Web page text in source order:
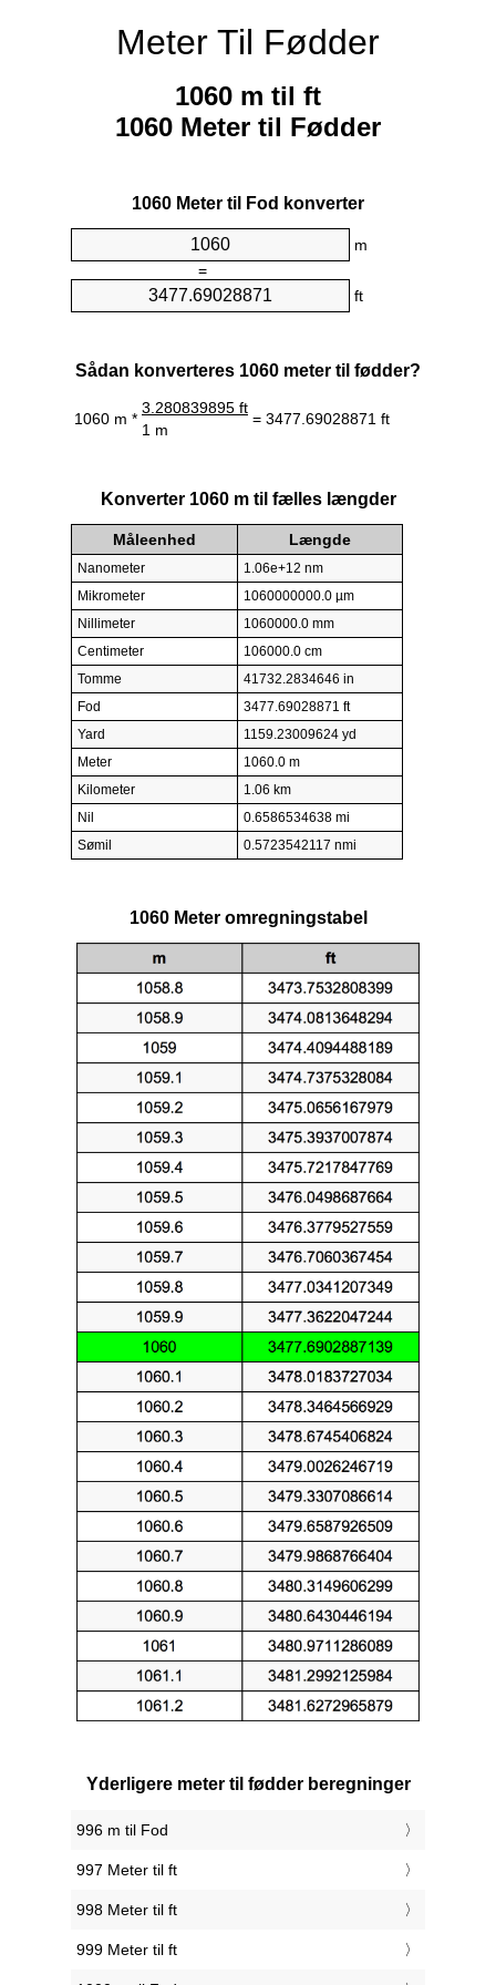
Meter Til Fødder
1060 m til ft
1060 Meter til Fødder
1060 Meter til Fod konverter
m
=
ft
Sådan konverteres 1060 meter til fødder?
1060 m *
3.280839895 ft
= 3477.69028871 ft
1 m
Konverter 1060 m til fælles længder
Måleenhed Længde
Nanometer
1.06e+12 nm
Mikrometer
1060000000.0 µm
Nillimeter
1060000.0 mm
Centimeter
106000.0 cm
Tomme
41732.2834646 in
Fod
3477.69028871 ft
Yard
1159.23009624 yd
Meter
1060.0 m
Kilometer
1.06 km
Nil
0.6586534638 mi
Sømil
0.5723542117 nmi
1060 Meter omregningstabel
Yderligere meter til fødder beregninger
996 m til Fod
997 Meter til ft
998 Meter til ft
999 Meter til ft